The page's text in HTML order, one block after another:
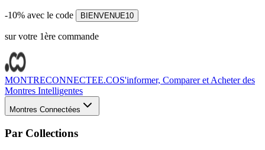
-10% avec le code BIENVENUE10
sur votre 1ère commande
MONTRECONNECTEE.COS'informer, Comparer et Acheter des
Montres Intelligentes
Montres Connectées
Par Collections